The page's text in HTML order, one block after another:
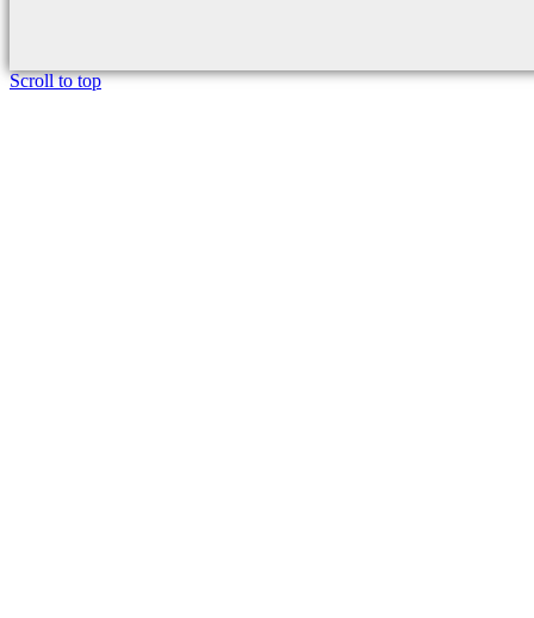
Scroll to top